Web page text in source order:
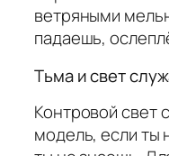
ветряными
падаешь,
Тьма и свет
Контровой свет
модель, если ты